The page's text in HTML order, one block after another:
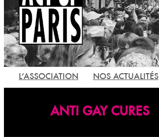
L’ASSOCIATION NOS ACTUALITÉS
ANTI GAY CURES